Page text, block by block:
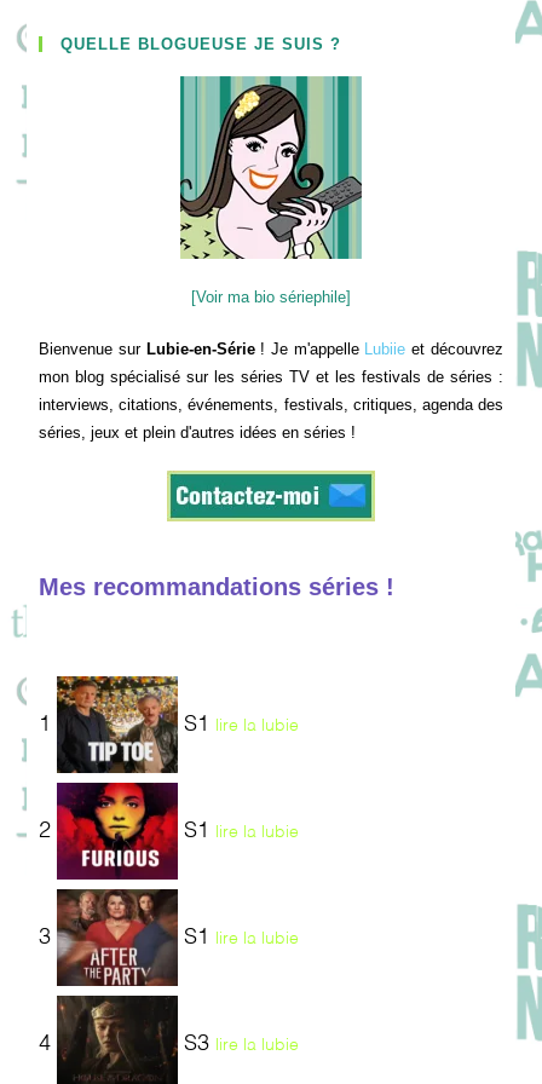
QUELLE BLOGUEUSE JE SUIS ?
[Voir ma bio sériephile]
Bienvenue sur Lubie-en-Série! Je m'appelle Lubiie et découvrez
mon blog spécialisé sur les séries TV et les festivals de séries :
interviews, citations, événements, festivals, critiques, agenda des
séries, jeux et plein d'autres idées en séries !
Mes recommandations séries !
1 S1 lire la lubie
2 S1 lire la lubie
3 S1 lire la lubie
4 S3 lire la lubie